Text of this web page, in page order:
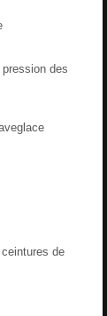
des
de